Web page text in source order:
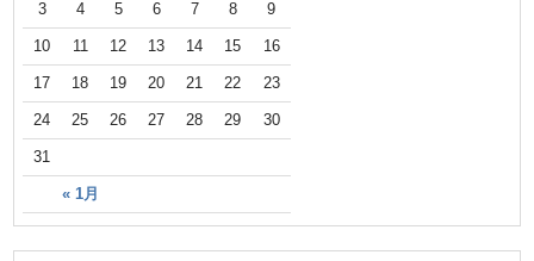
« 1月
3 4 5 6 7 8 9
10 11 12 13 14 15 16
17 18 19 20 21 22 23
24 25 26 27 28 29 30
31